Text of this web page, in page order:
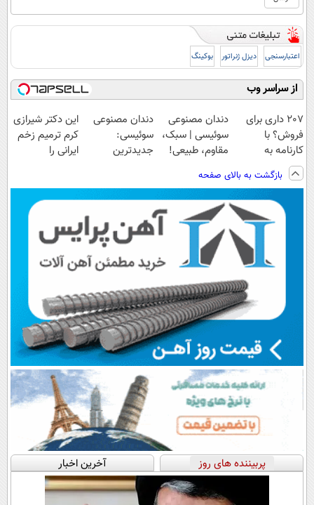
اعتبارسنجی دیزل ژنراتور بوکینگ
از سراسر وب
207 داری برای
فروش؟ با
کارنامه به
بهترین قیمت
بفروش!
دندان مصنوعی
سوئیسی | سبک،
مقاوم، طبیعی!
رایگان+پرداخت
اقساطی😍
دندان مصنوعی
سوئیسی:
جدیدترین
پرداخت قسطی
این دکتر شیرازی
کرم ترمیم زخم
ایرانی را
بازگشت به بالای صفحه
پربیننده های روز آخرین اخبار